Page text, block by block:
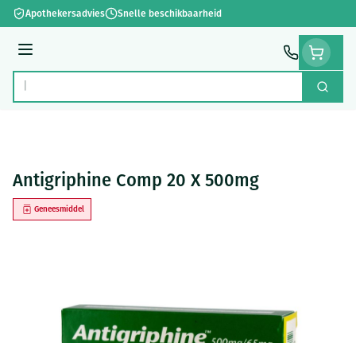
Ga naar de inhoud
Apothekersadvies Snelle beschikbaarheid
Menu
Product, merk, categorie... Zoek
Antigriphine Comp 20 X 500mg
Geneesmiddel